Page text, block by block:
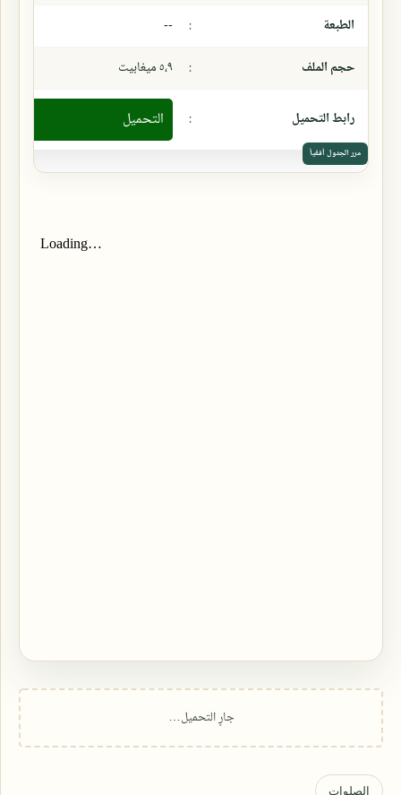
الطبعة
:
--
حجم الملف
: ٥،٩ ميغابيت
رابط التحميل : التحميل